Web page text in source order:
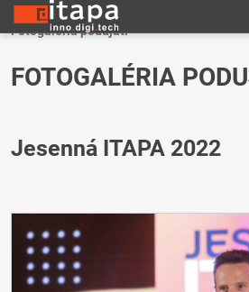
Fotogaléria podujatí
FOTOGALÉRIA
Jesenná ITAPA 2022